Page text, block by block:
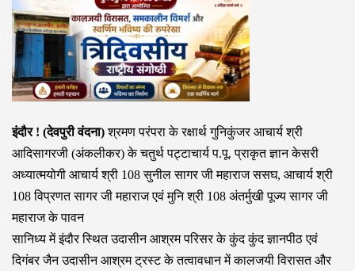
इंदौर ! (देवपुरी वंदना)श्रमण परंपरा के रक्षार्थ गुनिकुंजर आचार्य श्री
आदिसागरजी (अंकलीकर) के चतुर्थ पट्टाचार्य प.पू. प्राकृत ज्ञान केसरी
अध्यात्मयोगी आचार्य श्री 108 सुनील सागर जी महाराज ससघ, आचार्य श्री
108 विप्रणत सागर जी महाराज एवं मुनि श्री 108 अंतर्मुखी पूज्य सागर जी
महाराज के पावन
सानिध्य में इंदौर स्थित उदासीन आश्रम परिसर के कुंद कुंद ज्ञानपीठ एवं
दिगंबर जैन उदासीन आश्रम ट्रस्ट के तत्वावधान में कालजयी विरासत और